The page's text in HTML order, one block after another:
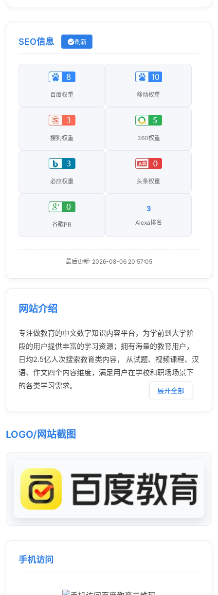
SEO信息 刷新
百度权重 移动权重
搜狗权重 360权重
必应权重 头条权重
谷歌PR
3
Alexa排名
最后更新: 2026-08-06 20:57:05
网站介绍
专注做教育的中文数字知识内容平台，为学前到大学阶
段的用户提供丰富的学习资源；拥有海量的教育用户，
日均2.5亿人次搜索教育类内容， 从试题、视频课程、汉
语、作文四个内容维度，满足用户在学校和职场场景下
的各类学习需求。
展开全部
LOGO/网站截图
手机访问